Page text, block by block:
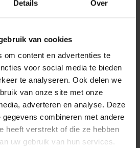
Details Over
van cookies
om content en advertenties te
voor social media te bieden
te analyseren. Ook delen we
van onze site met onze
adverteren en analyse. Deze
combineren met andere
heeft verstrekt of die ze hebben
uw gebruik van hun services.
(0)
meteen iets met je. Vanille is er
en een tikkeltje zoet. Dat
geur voor een
vonden wij ook. De
zorgt er niet voor dat jouw
ook dat deze goed wordt